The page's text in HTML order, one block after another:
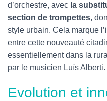
d’orchestre, avec la
section de trompettes,
style urbain. Cela marque
entre cette nouveauté
essentiellement dans la
par le musicien Luís Alberti.
Evolution et